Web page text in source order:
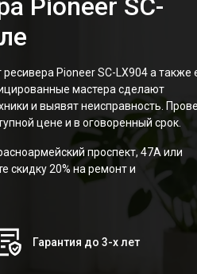
Pioneer SC-
Pioneer SC-LX904 а также
мастера сделают
и выявят неисправность.
цене и в оговоренный срок.
проспект, 47А или
скидку 20% на ремонт и
Гарантия до 3-х лет